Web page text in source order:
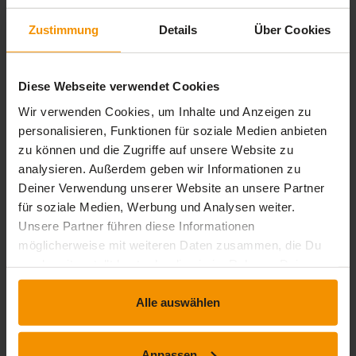
Zustimmung Details Über Cookies
Diese Webseite verwendet Cookies
Wir verwenden Cookies, um Inhalte und Anzeigen zu
personalisieren, Funktionen für soziale Medien anbieten
zu können und die Zugriffe auf unsere Website zu
analysieren. Außerdem geben wir Informationen zu
Deiner Verwendung unserer Website an unsere Partner
für soziale Medien, Werbung und Analysen weiter.
Unsere Partner führen diese Informationen
möglicherweise mit weiteren Daten zusammen, die Du
Nutzung der Dienste gesammelt haben.
Alle auswählen
chemischen Formulierungen (≥ 40°C)
Quiz Level 3
extension Interaktiver Inhalt timelapse 0 Std. 00 Min.
Bewertungen
Gesamtbewertung
Durchschnittliche Bewertungen
4,54